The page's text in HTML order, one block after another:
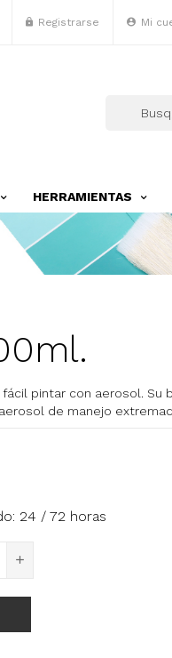
Registrarse Mi
HERRAMIENTAS
pintar con aerosol. Su
de manejo
24 / 72 horas